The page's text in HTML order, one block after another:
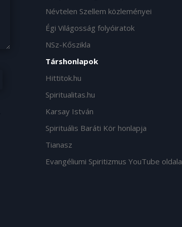
Névtelen Szellem közleményei
Égi Világosság folyóiratok
NSz-Kőszikla
Társhonlapok
Hittitok.hu
Spiritualitas.hu
Karsay István
Spirituális Baráti Kör honlapja
Tianasz
Evangéliumi Spiritizmus YouTube oldala